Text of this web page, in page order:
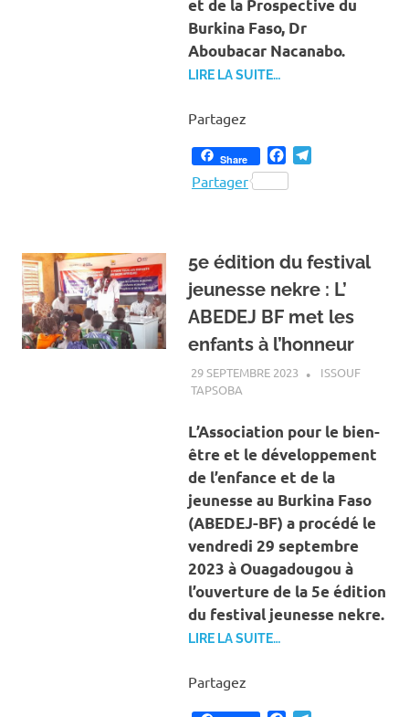
et de la Prospective du
Burkina Faso, Dr
Aboubacar Nacanabo.
LIRE LA SUITE…
Partagez
Share Facebook
Partager
5e édition du festival
jeunesse nekre : L’
ABEDEJ BF met les
enfants à l’honneur
29 SEPTEMBRE 2023
ISSOUF
TAPSOBAA LA UNE
L’Association pour le bien-
être et le développement
de l’enfance et de la
jeunesse au Burkina Faso
(ABEDEJ-BF) a procédé le
vendredi 29 septembre
2023 à Ouagadougou à
l’ouverture de la 5e édition
du festival jeunesse nekre.
LIRE LA SUITE…
Partagez